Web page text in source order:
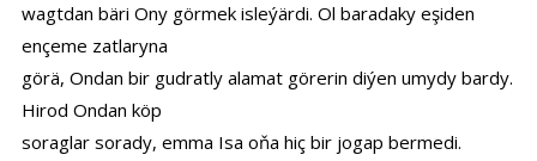
wagtdan bäri Ony görmek isleýärdi. Ol baradaky eşiden
ençeme zatlaryna
görä, Ondan bir gudratly alamat görerin diýen umydy bardy.
Hirod Ondan köp
soraglar sorady, emma Isa oňa hiç bir jogap bermedi.